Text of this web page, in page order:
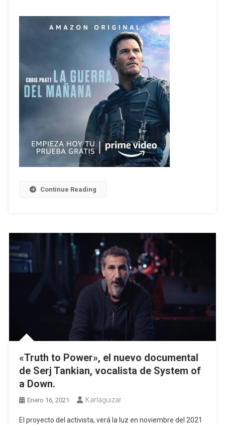
Continue Reading
«Truth to Power», el nuevo documental
de Serj Tankian, vocalista de System of
a Down.
Enero 16, 2021 Karlaguizar
El proyecto del activista, verá la luz en noviembre del 2021